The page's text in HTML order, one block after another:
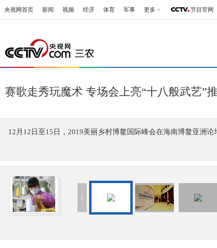
央视网首页 新闻 视频 经济 体育 军事 更多 节目官网
赛歌走秀玩魔术 专场会上亮“十八般武艺”
12月12日至15日，2019美丽乡村博鳌国际峰会在海南博鳌亚洲